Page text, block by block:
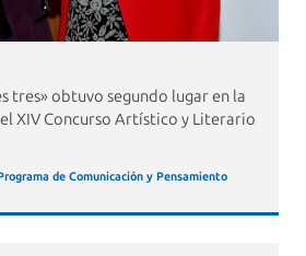
tres» obtuvo segundo lugar en la
XIV Concurso Artístico y Literario
de Comunicación y Pensamiento